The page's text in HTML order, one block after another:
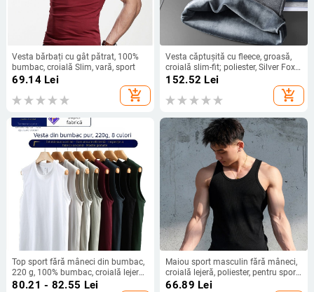
Vesta bărbați cu gât pătrat, 100%
bumbac, croială Slim, vară, sport
69.14Lei
add_shopping_cart
Vesta căptușită cu fleece, groasă,
croială slim-fit; poliester, Silver Fox
Fleece, monocrom
152.52 Lei
add_shopping_cart
Top sport fără mâneci din bumbac,
220 g, 100% bumbac, croială lejeră,
buzunar patch tridimensional, tiv
80.21 - 82.55 Lei
Maiou sport masculin fără mâneci,
croială lejeră, poliester, pentru sport,
primăvara 2025, tiv drept
66.89 Lei